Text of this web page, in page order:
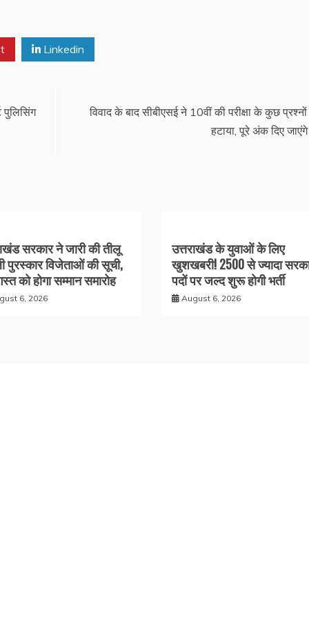
Linkedin
पुलिसिंग
विवाद के बाद सीबीएसई ने 10वीं की परीक्षा के कुछ
हटाया, पूरे अंक दिए जाएंगे
सरकार ने जारी की तीलू
पुरस्कार विजेताओं की सूची,
को होगा सम्मान समारोह
6, 2026
उत्तराखंड के युवाओं के लिए
खुशखबरी! 2500 से ज्यादा
पदों पर जल्द शुरू होगी भर्ती
August 6, 2026